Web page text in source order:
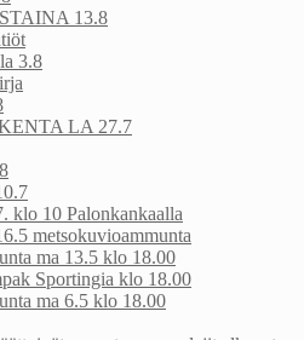
13.8
3.8
LA 27.7
klo 10 Palonkankaalla
metsokuvioammunta
ma 13.5 klo 18.00
Sportingia klo 18.00
ma 6.5 klo 18.00